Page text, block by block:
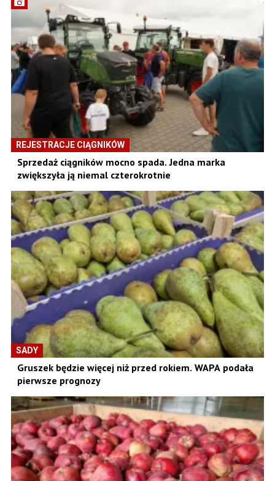
REJESTRACJE CIĄGNIKÓW
Sprzedaż ciągników mocno spada. Jedna marka
zwiększyła ją niemal czterokrotnie
SADY
Gruszek będzie więcej niż przed rokiem. WAPA podała
pierwsze prognozy